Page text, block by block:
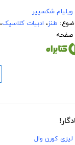
ویلیام شکسپیر
طنز، ادبیات کلاسیک،
لیزی کورن وال